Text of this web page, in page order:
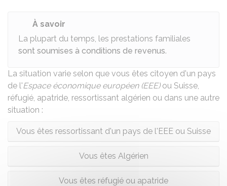
À savoir
La plupart du temps, les prestations familiales
sont soumises à conditions de revenus.
La situation varie selon que vous êtes citoyen d'un pays
de l'Espace économique européen (EEE)ou Suisse,
réfugié, apatride, ressortissant algérien ou dans une autre
situation :
Vous êtes ressortissant d'un pays de l'EEE ou Suisse
Vous êtes Algérien
Vous êtes réfugié ou apatride